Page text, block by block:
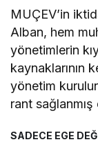
MUÇEV’in
Alban, hem
yönetimlerin
kaynaklarının
yönetim
rant
SADECE EGE